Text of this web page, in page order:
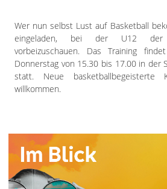
Wer nun selbst Lust auf Basketball
eingeladen, bei der U12 der
vorbeizuschauen. Das Training
Donnerstag von 15.30 bis 17.00 in der
statt. Neue basketballbegeisterte
willkommen.